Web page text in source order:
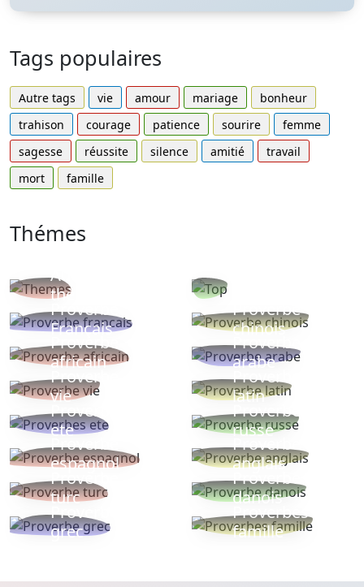
Tags populaires
Autre tags vie amour mariage
bonheur
trahison
courage patience sourire
femme
sagesse
réussite silence amitié
travail
mort
famille
Thémes
Autres
thèmes
Proverbe
Français
Proverbe
chinois
Proverbe
africain
Proverbe
arabe
Proverbe
vie
Proverbe
latin
Proverbes
ete
Proverbe
russe
Proverbe
espagnol
Proverbe
anglais
Proverbe
turc
Proverbe
danois
Proverbe
grec
Proverbes
famille